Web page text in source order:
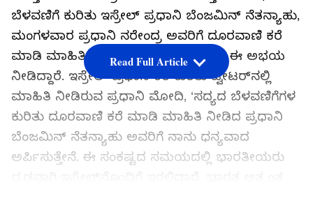
ಬೆಳವಣಿಗೆ ಕುರಿತು ಇಸ್ರೇಲ್‌ ಪ್ರಧಾನಿ ಬೆಂಜಮಿನ್‌ ನೆತನ್ಯಾಹು,
ಮಂಗಳವಾರ ಪ್ರಧಾನಿ ನರೇಂದ್ರ ಅವರಿಗೆ ದೂರವಾಣಿ ಕರೆ
ಮಾಡಿ ಮಾಹಿತಿ ನೀಡಿದ್ದರು. ಈ ವೇಳೆ ಮೋದಿ ಈ ಅಭಯ
ನೀಡಿದ್ದಾರೆ. ಇಸ್ರೇಲ್‌ ಪ್ರಧಾನಿ ಕರೆ ಕುರಿತು ಟ್ವೀಟರ್‌ನಲ್ಲಿ
ಮಾಹಿತಿ ನೀಡಿರುವ ಪ್ರಧಾನಿ ಮೋದಿ, ‘ಸದ್ಯದ ಬೆಳವಣಿಗೆಗಳ
ಕುರಿತು ದೂರವಾಣಿ ಕರೆ ಮಾಡಿ ಮಾಹಿತಿ ನೀಡಿದ ಪ್ರಧಾನಿ
ಬೆಂಜಮಿನ್‌ ನೆತನ್ಯಾಹು ಅವರಿಗೆ ನಾನು ಧನ್ಯವಾದ
ಅರ್ಪಿಸುತ್ತೇನೆ. ಈ ಸಂಕಷ್ಟದ ಸಮಯದಲ್ಲಿ ಭಾರತೀಯರು
Read Full Article